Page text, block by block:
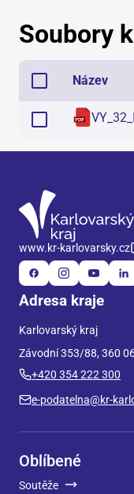
Soubory
Název
www.kr-karlovarsky.cz
Adresa kraje
Karlovarský kraj
Závodní 353/88, 360
+420 354 222 300
e-podatelna@kr-
Oblíbené
Soutěže